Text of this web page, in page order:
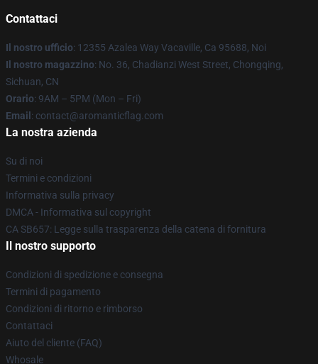
Contattaci
Il nostro ufficio: 12355 Azalea Way Vacaville, Ca 95688, Noi
Il nostro magazzino: No. 36, Chadianzi West Street, Chongqing,
Sichuan, CN
Orario: 9AM – 5PM (Mon – Fri)
Email : contact@aromanticflag.com
La nostra azienda
Su di noi
Termini e condizioni
Informativa sulla privacy
DMCA - Informativa sul copyright
CA SB657: Legge sulla trasparenza della catena di fornitura
Il nostro supporto
Condizioni di spedizione e consegna
Termini di pagamento
Condizioni di ritorno e rimborso
Contattaci
Aiuto del cliente (FAQ)
Whosale